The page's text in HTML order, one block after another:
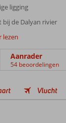
ligging
bij de Dalyan rivier
lezen
Aanrader
54 beoordelingen
Vlucht